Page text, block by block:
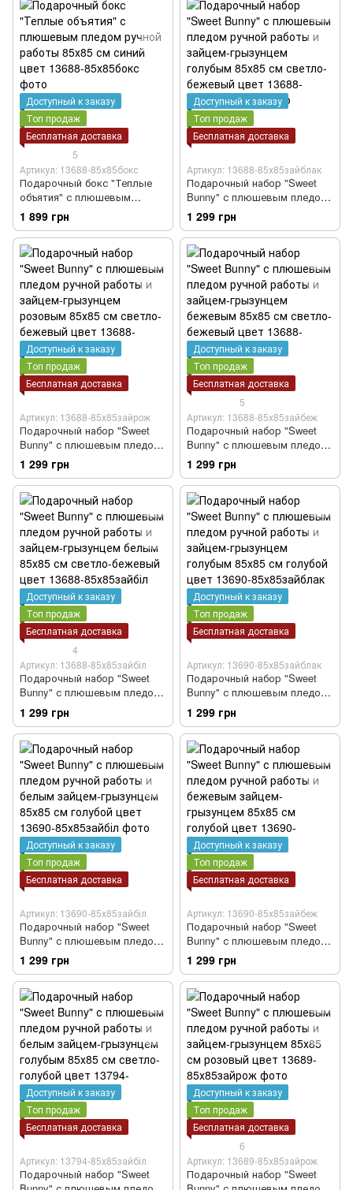
Доступный к заказу
Топ продаж
Бесплатная доставка
5
Артикул: 13688-85х85бокс
Подарочный бокс "Теплые
объятия" с плюшевым
пледом ручной работы 85х85
см синий цвет
1 899 грн
Доступный к заказу
Топ продаж
Бесплатная доставка
Артикул: 13688-85х85зайблак
Подарочный набор "Sweet
Bunny" с плюшевым пледом
ручной работы и зайцем-
грызунцем голубым 85х85 см
светло-бежевый цвет
1 299 грн
Доступный к заказу
Топ продаж
Бесплатная доставка
Артикул: 13688-85х85зайрож
Подарочный набор "Sweet
Bunny" с плюшевым пледом
ручной работы и зайцем-
грызунцем розовым 85х85 см
светло-бежевый цвет
1 299 грн
Доступный к заказу
Топ продаж
Бесплатная доставка
5
Артикул: 13688-85х85зайбеж
Подарочный набор "Sweet
Bunny" с плюшевым пледом
ручной работы и зайцем-
грызунцем бежевым 85х85 см
светло-бежевый цвет
1 299 грн
Доступный к заказу
Топ продаж
Бесплатная доставка
4
Артикул: 13688-85х85зайбіл
Подарочный набор "Sweet
Bunny" с плюшевым пледом
ручной работы и зайцем-
грызунцем белым 85х85 см
светло-бежевый цвет
1 299 грн
Доступный к заказу
Топ продаж
Бесплатная доставка
Артикул: 13690-85х85зайблак
Подарочный набор "Sweet
Bunny" с плюшевым пледом
ручной работы и зайцем-
грызунцем голубым 85х85 см
голубой цвет
1 299 грн
Доступный к заказу
Топ продаж
Бесплатная доставка
Артикул: 13690-85х85зайбіл
Подарочный набор "Sweet
Bunny" с плюшевым пледом
ручной работы и белым
зайцем-грызунцем 85х85 см
голубой цвет
1 299 грн
Доступный к заказу
Топ продаж
Бесплатная доставка
Артикул: 13690-85х85зайбеж
Подарочный набор "Sweet
Bunny" с плюшевым пледом
ручной работы и бежевым
зайцем-грызунцем 85х85 см
голубой цвет
1 299 грн
Доступный к заказу
Топ продаж
Бесплатная доставка
Артикул: 13794-85х85зайбіл
Подарочный набор "Sweet
Доступный к заказу
Топ продаж
Бесплатная доставка
6
Артикул: 13689-85х85зайрож
Подарочный набор "Sweet